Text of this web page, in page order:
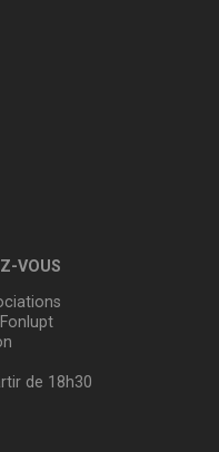
VOUS
de 18h30